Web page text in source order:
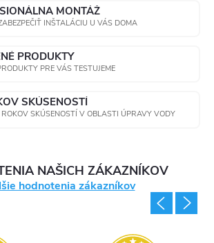
MONTÁŽ
INŠTALÁCIU U VÁS DOMA
PRODUKTY
PRE VÁS TESTUJEME
SKÚSENOSTÍ
SKÚSENOSTÍ V OBLASTI ÚPRAVY VODY
NAŠICH ZÁKAZNÍKOV
hodnotenia zákazníkov